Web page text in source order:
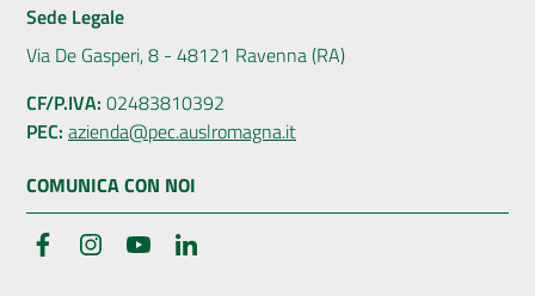
Sede Legale
Via De Gasperi, 8 - 48121 Ravenna (RA)
CF/P.IVA: 02483810392
PEC: azienda@pec.auslromagna.it
COMUNICA CON NOI
FacebookInstagramYouTube